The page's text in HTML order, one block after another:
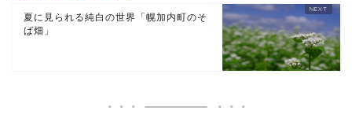
夏に見られる純白の世界「幌加内町のそ
ば畑」